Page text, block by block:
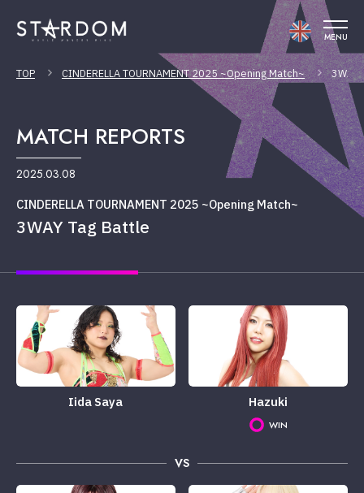
MENU
TOP CINDERELLA TOURNAMENT 2025 ~Opening Match~ 3WAY
MATCH REPORTS
2025.03.08
CINDERELLA TOURNAMENT 2025 ~Opening Match~
3WAY Tag Battle
Iida Saya Hazuki
WIN
VS